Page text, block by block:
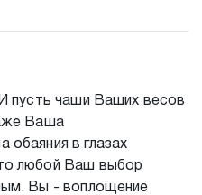
пусть чаши Ваших весов
Ваша
обаяния в глазах
любой Ваш выбор
Вы - воплощение